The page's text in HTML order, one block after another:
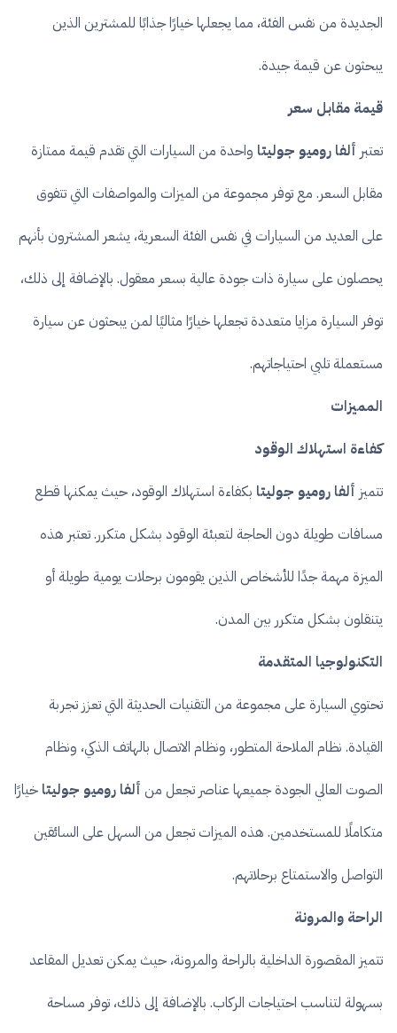
الجديدة من نفس الفئة، مما يجعلها خيارًا جذابًا للمشترين الذين
يبحثون عن قيمة جيدة.
قيمة مقابل سعر
تعتبر ألفا روميو جوليتا واحدة من السيارات التي تقدم قيمة ممتازة
مقابل السعر. مع توفر مجموعة من الميزات والمواصفات التي تتفوق
على العديد من السيارات في نفس الفئة السعرية، يشعر المشترون بأنهم
يحصلون على سيارة ذات جودة عالية بسعر معقول. بالإضافة إلى ذلك،
توفر السيارة مزايا متعددة تجعلها خيارًا مثاليًا لمن يبحثون عن سيارة
مستعملة تلبي احتياجاتهم.
المميزات
كفاءة استهلاك الوقود
تتميز ألفا روميو جوليتا بكفاءة استهلاك الوقود، حيث يمكنها قطع
مسافات طويلة دون الحاجة لتعبئة الوقود بشكل متكرر. تعتبر هذه
الميزة مهمة جدًا للأشخاص الذين يقومون برحلات يومية طويلة أو
يتنقلون بشكل متكرر بين المدن.
التكنولوجيا المتقدمة
تحتوي السيارة على مجموعة من التقنيات الحديثة التي تعزز تجربة
القيادة. نظام الملاحة المتطور، ونظام الاتصال بالهاتف الذكي، ونظام
الصوت العالي الجودة جميعها عناصر تجعل من ألفا روميو جوليتا خيارًا
متكاملًا للمستخدمين. هذه الميزات تجعل من السهل على السائقين
التواصل والاستمتاع برحلاتهم.
الراحة والمرونة
تتميز المقصورة الداخلية بالراحة والمرونة، حيث يمكن تعديل المقاعد
بسهولة لتناسب احتياجات الركاب. بالإضافة إلى ذلك، توفر مساحة